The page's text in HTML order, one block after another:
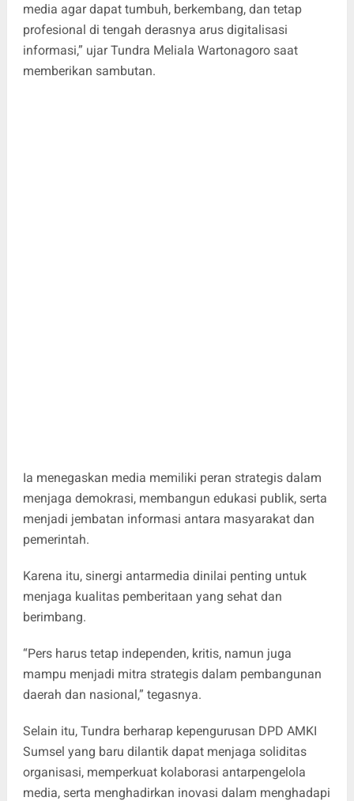
media agar dapat tumbuh, berkembang, dan tetap
profesional di tengah derasnya arus digitalisasi
informasi,” ujar Tundra Meliala Wartonagoro saat
memberikan sambutan.
Ia menegaskan media memiliki peran strategis dalam
menjaga demokrasi, membangun edukasi publik, serta
menjadi jembatan informasi antara masyarakat dan
pemerintah.
Karena itu, sinergi antarmedia dinilai penting untuk
menjaga kualitas pemberitaan yang sehat dan
berimbang.
“Pers harus tetap independen, kritis, namun juga
mampu menjadi mitra strategis dalam pembangunan
daerah dan nasional,” tegasnya.
Selain itu, Tundra berharap kepengurusan DPD AMKI
Sumsel yang baru dilantik dapat menjaga soliditas
organisasi, memperkuat kolaborasi antarpengelola
media, serta menghadirkan inovasi dalam menghadapi